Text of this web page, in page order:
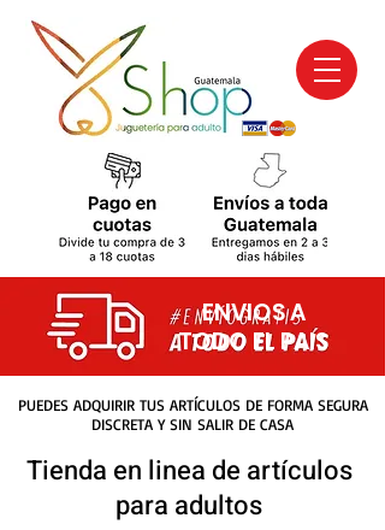
PUEDES ADQUIRIR TUS ARTÍCULOS DE FORMA SEGURA
DISCRETA Y SIN SALIR DE CASA
Tienda en linea de artículos
para adultos
ENVIOS A
TODO EL PAIS